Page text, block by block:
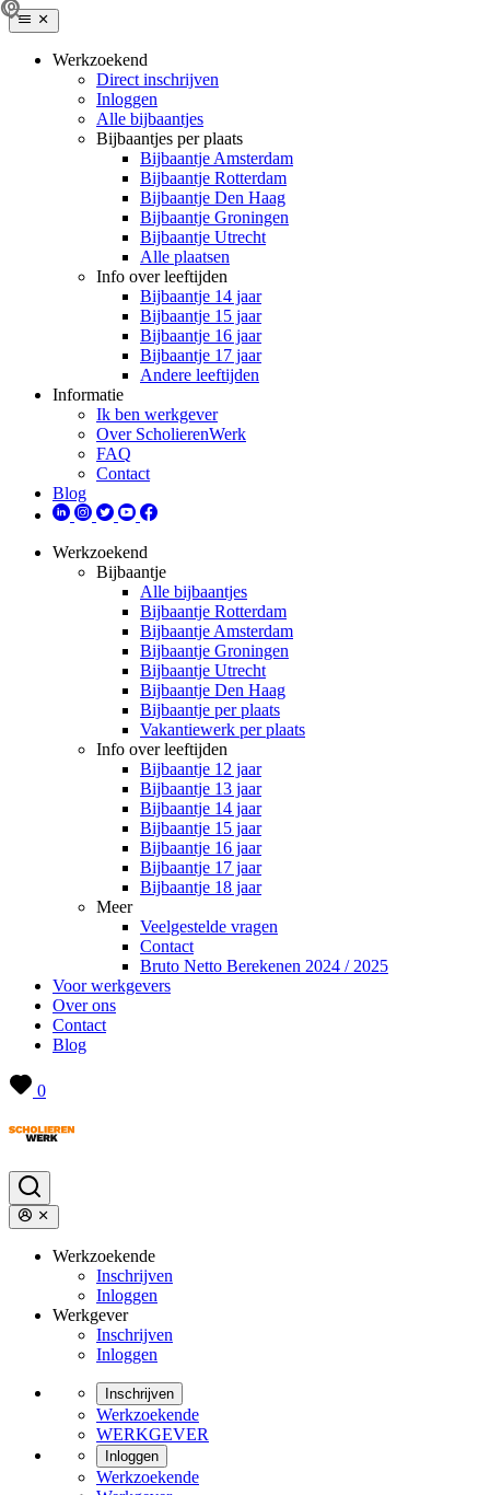
Werkzoekend
Direct inschrijven
Inloggen
Alle bijbaantjes
Bijbaantjes per plaats
Bijbaantje Amsterdam
Bijbaantje Rotterdam
Bijbaantje Den Haag
Bijbaantje Groningen
Bijbaantje Utrecht
Alle plaatsen
Info over leeftijden
Bijbaantje 14 jaar
Bijbaantje 15 jaar
Bijbaantje 16 jaar
Bijbaantje 17 jaar
Andere leeftijden
Informatie
Ik ben werkgever
Over ScholierenWerk
FAQ
Contact
Blog
Werkzoekend
Bijbaantje
Alle bijbaantjes
Bijbaantje Rotterdam
Bijbaantje Amsterdam
Bijbaantje Groningen
Bijbaantje Utrecht
Bijbaantje Den Haag
Bijbaantje per plaats
Vakantiewerk per plaats
Info over leeftijden
Bijbaantje 12 jaar
Bijbaantje 13 jaar
Bijbaantje 14 jaar
Bijbaantje 15 jaar
Bijbaantje 16 jaar
Bijbaantje 17 jaar
Bijbaantje 18 jaar
Meer
Veelgestelde vragen
Contact
Bruto Netto Berekenen 2024 / 2025
Voor werkgevers
Over ons
Contact
Blog
0
Werkzoekende
Inschrijven
Inloggen
Werkgever
Inschrijven
Inloggen
Inschrijven
Werkzoekende
WERKGEVER
Inloggen
Werkzoekende